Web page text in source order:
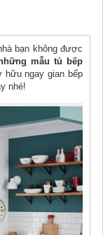
bạn không được
mẫu tủ bếp
hữu ngay gian bếp
nhé!